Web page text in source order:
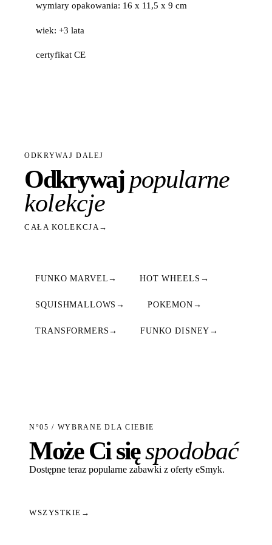
wymiary opakowania: 16 x 11,5 x 9 cm
wiek: +3 lata
certyfikat CE
ODKRYWAJ DALEJ
Odkrywajpopularne
kolekcje
CAŁA KOLEKCJA →
FUNKO MARVEL → HOT WHEELS →
SQUISHMALLOWS → POKEMON →
TRANSFORMERS → FUNKO DISNEY →
N°05 / WYBRANE DLA CIEBIE
Może Ci sięspodobać
Dostępne teraz popularne zabawki z oferty eSmyk.
WSZYSTKIE →